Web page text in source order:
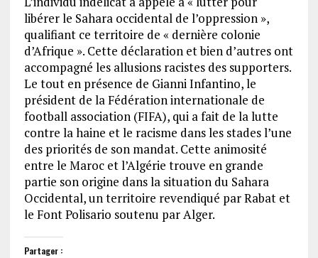
libérer le Sahara occidental de l’oppression »,
qualifiant ce territoire de « dernière colonie
d’Afrique ». Cette déclaration et bien d’autres ont
accompagné les allusions racistes des supporters.
Le tout en présence de Gianni Infantino, le
président de la Fédération internationale de
football association (FIFA), qui a fait de la lutte
contre la haine et le racisme dans les stades l’une
des priorités de son mandat. Cette animosité
entre le Maroc et l’Algérie trouve en grande
partie son origine dans la situation du Sahara
Occidental, un territoire revendiqué par Rabat et
le Font Polisario soutenu par Alger.
Partager :